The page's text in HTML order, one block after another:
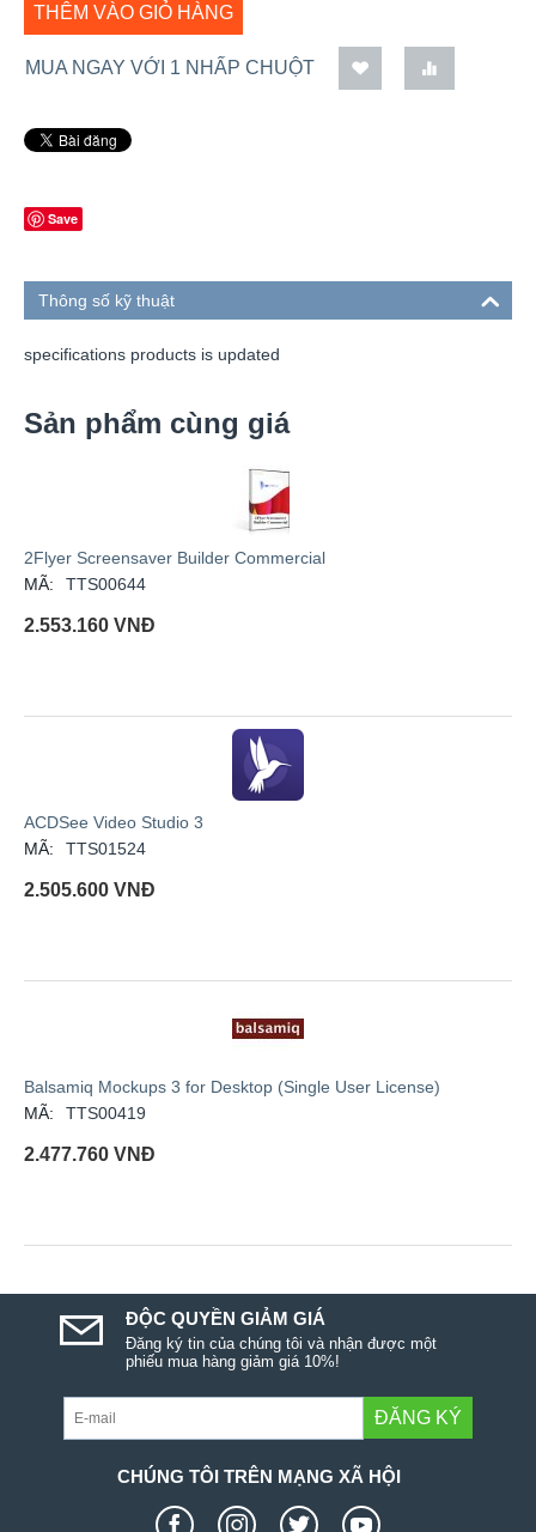
THÊM VÀO GIỎ HÀNG
MUA NGAY VỚI 1 NHẤP CHUỘT
Save
Thông số kỹ thuật
specifications products is updated
Sản phẩm cùng giá
2Flyer Screensaver Builder Commercial
MÃ:
TTS00644
2.553.160 VNĐ
ACDSee Video Studio 3
MÃ:
TTS01524
2.505.600 VNĐ
Balsamiq Mockups 3 for Desktop (Single User License)
MÃ:
TTS00419
2.477.760 VNĐ
ĐỘC QUYỀN GIẢM GIÁ
Đăng ký tin của chúng tôi và nhận được một
phiếu mua hàng giảm giá 10%!
ĐĂNG KÝ
CHÚNG TÔI TRÊN MẠNG XÃ HỘI